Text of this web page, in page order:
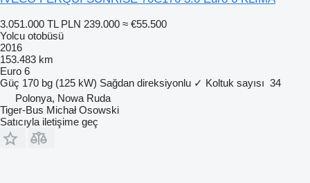
3.051.000 TL PLN 239.000 ≈ €55.500
Yolcu otobüsü
2016
153.483 km
Euro 6
Güç 170 bg (125 kW) Sağdan direksiyonlu ✓ Koltuk sayısı 34
Polonya, Nowa Ruda
Tiger-Bus Michał Osowski
Satıcıyla iletişime geç